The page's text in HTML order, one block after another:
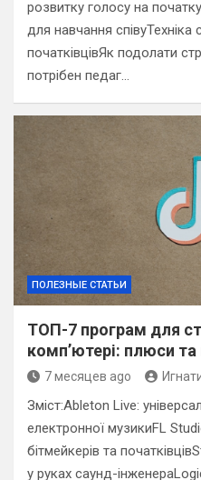
розвитку голосу на
для навчання співуТехніка
початківцівЯк подолати
потрібен педаг…
ПОЛЕЗНЫЕ СТАТЬИ
ТОП-7 програм для
комп’ютері: плюси та
7 месяцев ago
Зміст:Ableton Live:
електронної музикиFL
бітмейкерів та
у руках саунд-